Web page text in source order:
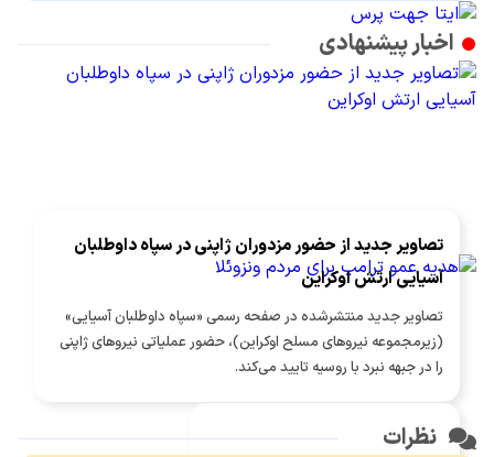
اخبار پیشنهادی
تصاویر جدید از حضور مزدوران ژاپنی در سپاه داوطلبان
آسیایی ارتش اوکراین
تصاویر جدید منتشرشده در صفحه رسمی «سپاه داوطلبان آسیایی»
(زیرمجموعه نیروهای مسلح اوکراین)، حضور عملیاتی نیروهای ژاپنی
را در جبهه نبرد با روسیه تایید می‌کند.
نظرات